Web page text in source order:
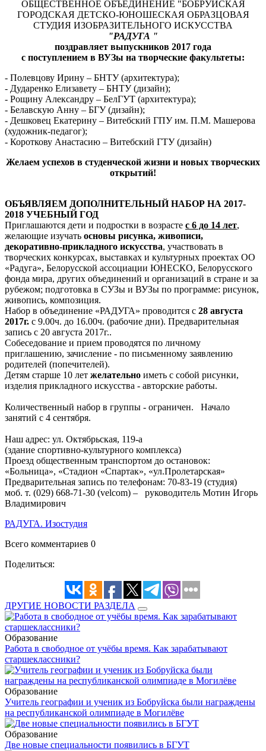
ОБЩЕСТВЕННОЕ ОБЪЕДИНЕНИЕ "БОБРУЙСКАЯ
ГОРОДСКАЯ ДЕТСКО-ЮНОШЕСКАЯ ОБРАЗЦОВАЯ
СТУДИЯ ИЗОБРАЗИТЕЛЬНОГО ИСКУССТВА
"РАДУГА "
поздравляет выпускников 2017 года
с поступлением в ВУЗы на творческие факультеты:
- Полевцову Ирину – БНТУ (архитектура);
- Дударенко Елизавету – БНТУ (дизайн);
- Рощину Александру – БелГУТ (архитектура);
- Белавскую Анну – БГУ (дизайн);
- Дешковец Екатерину – Витебский ГПУ им. П.М. Машерова
(художник-педагог);
- Короткову Анастасию – Витебский ГТУ (дизайн)
Желаем успехов в студенческой жизни и новых творческих
открытий!
ОБЪЯВЛЯЕМ ДОПОЛНИТЕЛЬНЫЙ НАБОР НА 2017-
2018 УЧЕБНЫЙ ГОД
Приглашаются дети и подростки в возрасте с 6 до 14 лет,
желающие изучать основы рисунка, живописи,
декоративно-прикладного искусства, участвовать в
творческих конкурсах, выставках и культурных проектах ОО
«Радуга», Белорусской ассоциации ЮНЕСКО, Белорусского
фонда мира, других объединений и организаций в стране и за
рубежом; подготовка в СУЗы и ВУЗы по программе: рисунок,
живопись, композиция.
Набор в объединение «РАДУГА» проводится с 28 августа
2017г. с 9.00ч. до 16.00ч. (рабочие дни). Предварительная
запись с 20 августа 2017г..
Собеседование и прием проводятся по личному
приглашению, зачисление - по письменному заявлению
родителей (попечителей).
Детям старше 10 лет желательно иметь с собой рисунки,
изделия прикладного искусства - авторские работы.
Количественный набор в группы - ограничен. Начало
занятий с 4 сентября.
Наш адрес: ул. Октябрьская, 119-а
(здание спортивно-культурного комплекса)
Проезд общественным транспортом до остановок:
«Больница», «Стадион «Спартак», «ул.Пролетарская»
Предварительная запись по телефонам: 70-83-19 (студия)
моб. т. (029) 668-71-30 (velcom) – руководитель Мотин Игорь
Владимирович
РАДУГА. Изостудия
Всего комментариев 0
Поделиться:
ДРУГИЕ НОВОСТИ РАЗДЕЛА
Образование
Работа в свободное от учёбы время. Как зарабатывают
старшеклассники?
Образование
Учитель географии и ученик из Бобруйска были награждены
на республиканской олимпиаде в Могилёве
Образование
Две новые специальности появились в БГУТ